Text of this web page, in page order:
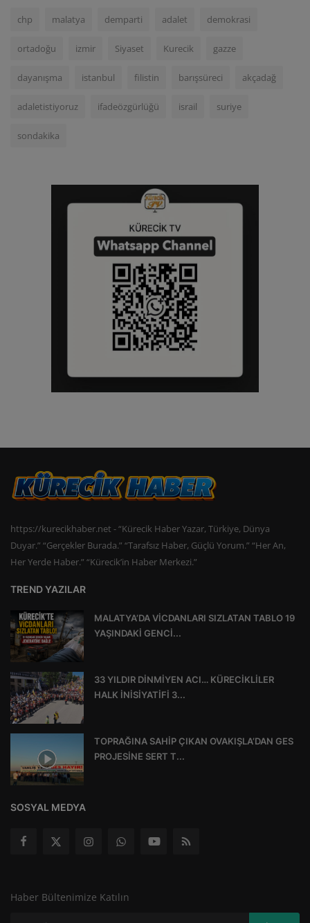
chp malatya demparti adalet demokrasi
ortadoğu izmir Siyaset Kurecik gazze
dayanışma istanbul filistin barışsüreci akçadağ
adaletistiyoruz ifadeözgürlüğü israil suriye
sondakika
https://kurecikhaber.net - “Kürecik Haber Yazar, Türkiye, Dünya
Duyar.” “Gerçekler Burada.” “Tarafsız Haber, Güçlü Yorum.” “Her An,
Her Yerde Haber.” “Kürecik’in Haber Merkezi.”
TREND YAZILAR
MALATYA’DA VİCDANLARI SIZLATAN TABLO 19
YAŞINDAKİ GENCİ...
33 YILDIR DİNMİYEN ACI… KÜRECİKLİLER
HALK İNİSİYATİFİ 3...
TOPRAĞINA SAHİP ÇIKAN OVAKIŞLA’DAN GES
PROJESİNE SERT T...
SOSYAL MEDYA
Haber Bültenimize Katılın